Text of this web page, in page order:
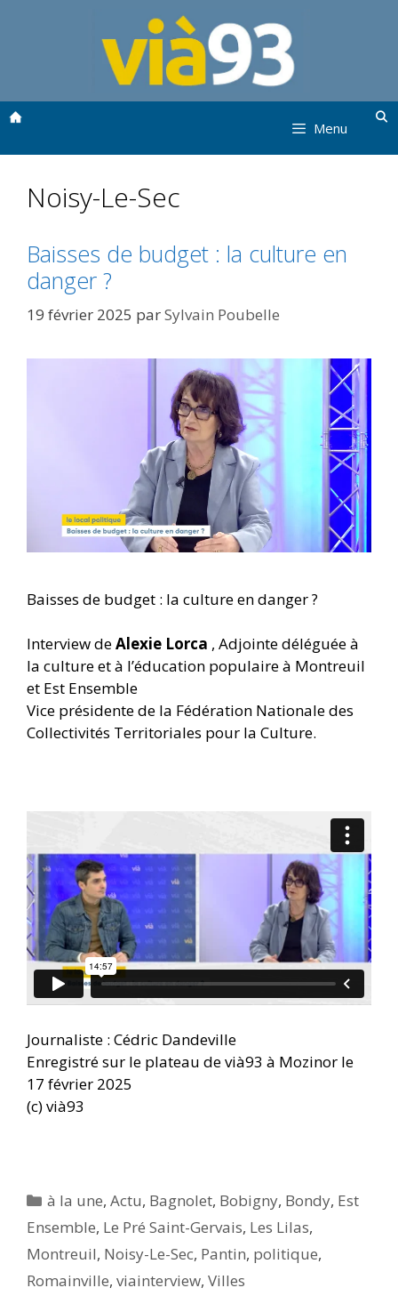
Menu
Noisy-Le-Sec
Baisses de budget : la culture en
danger ?
19 février 2025 parSylvain Poubelle
Baisses de budget : la culture en danger ?
Interview deAlexie Lorca , Adjointe déléguée à
la culture et à l’éducation populaire à Montreuil
et Est Ensemble
Vice présidente de la Fédération Nationale des
Collectivités Territoriales pour la Culture.
Journaliste : Cédric Dandeville
Enregistré sur le plateau de vià93 à Mozinor le
17 février 2025
(c) vià93
Catégories
à la une,Actu, Bagnolet, Bobigny, Bondy, Est
Ensemble, Le Pré Saint-Gervais, Les Lilas,
Montreuil, Noisy-Le-Sec, Pantin, politique,
Romainville, viainterview, Villes